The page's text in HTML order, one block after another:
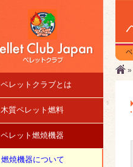
»
ペレットクラブとは
木質ペレット燃料
ペレット燃焼機器
燃焼機器について